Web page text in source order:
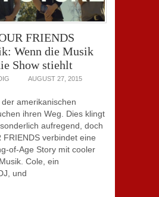
FRIENDS
Wenn die Musik
Show stiehlt
AUGUST 27, 2015
amerikanischen
ihren Weg. Dies klingt
aufregend, doch
FRIENDS verbindet eine
of-Age Story mit cooler
Cole, ein
und